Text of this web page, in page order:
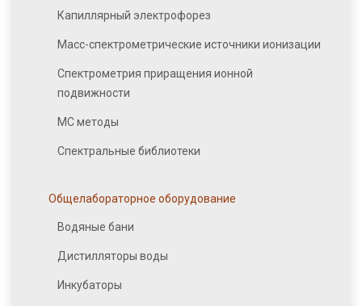
Капиллярный электрофорез
Масс-спектрометрические источники ионизации
Спектрометрия приращения ионной
подвижности
МС методы
Спектральные библиотеки
Общелабораторное оборудование
Водяные бани
Дистилляторы воды
Инкубаторы